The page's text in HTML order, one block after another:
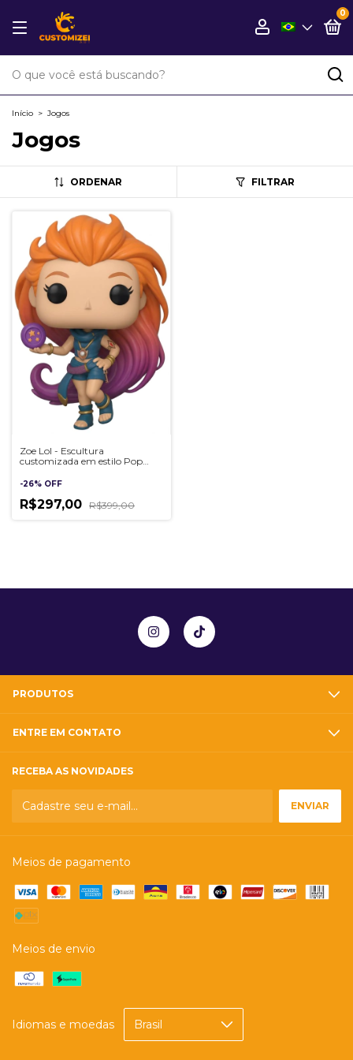
0
Início > Jogos
Jogos
ORDENAR FILTRAR
Zoe Lol - Escultura
customizada em estilo Pop
-26% OFF
R$297,00 R$399,00
PRODUTOS
ENTRE EM CONTATO
RECEBA AS NOVIDADES
Meios de pagamento
Meios de envio
Idiomas e moedas